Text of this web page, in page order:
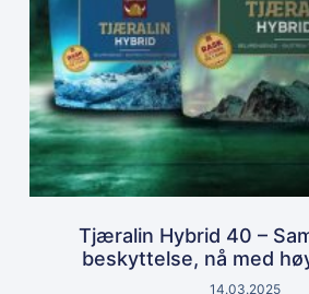
Tjæralin Hybrid 40 –
beskyttelse, nå med
14.03.2025